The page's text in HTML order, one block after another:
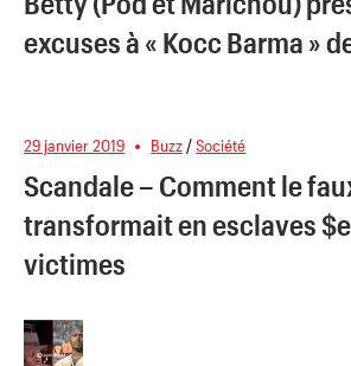
excuses à « Kocc Barma »
29 janvier 2019 Buzz/Société
Scandale – Comment le
transformait en esclaves
victimes